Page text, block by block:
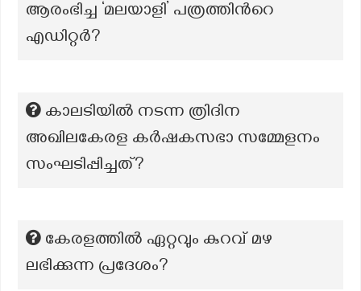
ആരംഭിച്ച ‘മലയാളി’ പത്രത്തിന്‍റെ
എഡിറ്റര്‍?
കാലടിയില്‍ നടന്ന ത്രിദിന
അഖിലകേരള കര്‍ഷകസഭാ സമ്മേളനം
സംഘടിപ്പിച്ചത്?
കേരളത്തില്‍ ഏറ്റവും കുറവ് മഴ
ലഭിക്കുന്ന പ്രദേശം?